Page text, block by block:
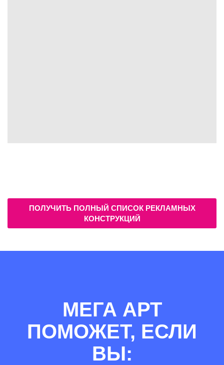
ПОЛУЧИТЬ ПОЛНЫЙ СПИСОК РЕКЛАМНЫХ
КОНСТРУКЦИЙ
МЕГА АРТ
ПОМОЖЕТ, ЕСЛИ
ВЫ: